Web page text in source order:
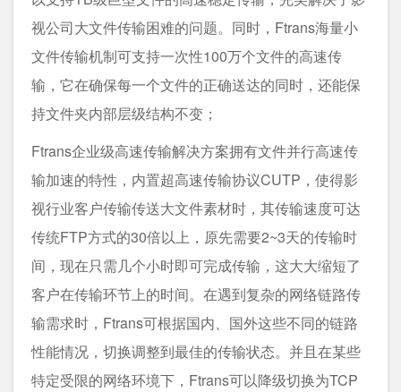
视公司大文件传输困难的问题。同时，Ftrans海量小
文件传输机制可支持一次性100万个文件的高速传
输，它在确保每一个文件的正确送达的同时，还能保
持文件夹内部层级结构不变；
Ftrans企业级高速传输解决方案拥有文件并行高速传
输加速的特性，内置超高速传输协议CUTP，使得影
视行业客户传输传送大文件素材时，其传输速度可达
传统FTP方式的30倍以上，原先需要2~3天的传输时
间，现在只需几个小时即可完成传输，这大大缩短了
客户在传输环节上的时间。在遇到复杂的网络链路传
输需求时，Ftrans可根据国内、国外这些不同的链路
性能情况，切换调整到最佳的传输状态。并且在某些
特定受限的网络环境下，Ftrans可以降级切换为TCP